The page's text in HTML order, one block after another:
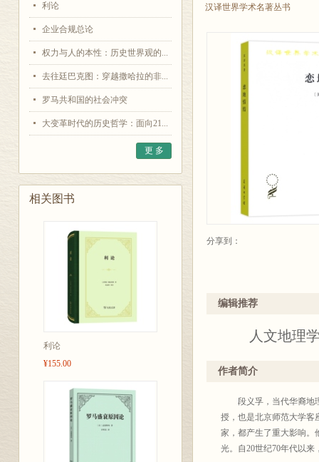
利论
企业合规总论
权力与人的本性：历史世界观的...
去往廷巴克图：穿越撒哈拉的非...
罗马共和国的社会冲突
大变革时代的历史哲学：面向21...
更 多
相关图书
利论
¥155.00
汉译世界学术名著丛书
分享到：
编辑推荐
人文地理学
作者简介
段义孚，当代华裔地理
授，也是北京师范大学客
家，都产生了重大影响。
光。自20世纪70年代以来